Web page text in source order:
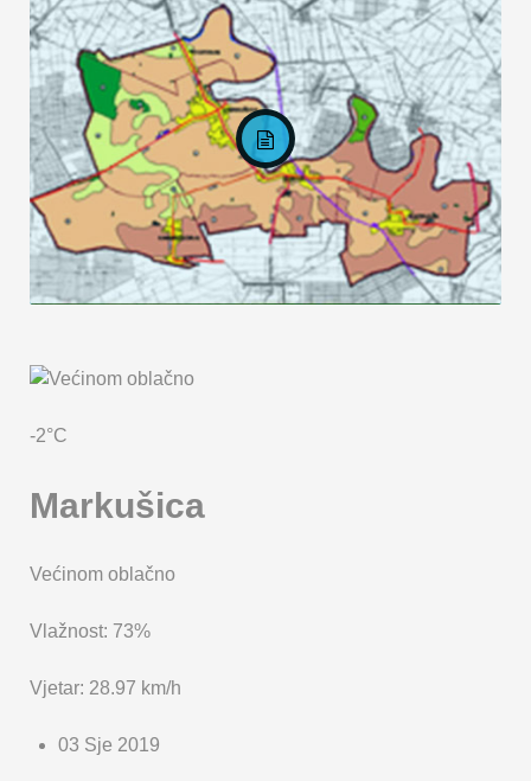
-2°C
Markušica
Većinom oblačno
Vlažnost: 73%
Vjetar: 28.97 km/h
03 Sje 2019